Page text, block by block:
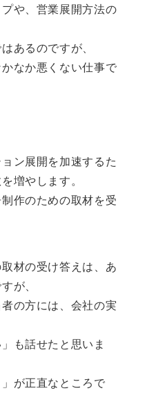
や、営業展開方法の
あるのですが、
なか悪くない仕事で
ン展開を加速するた
増やします。
作のための取材を受
材の受け答えは、あ
が、
の方には、会社の実
も話せたと思いま
が正直なところで